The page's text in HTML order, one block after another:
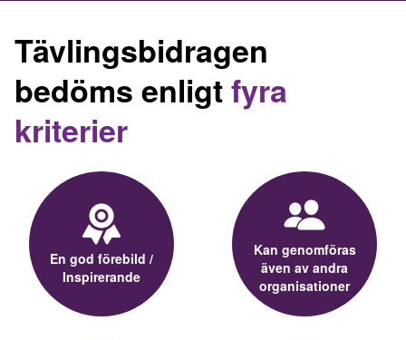
Tävlingsbidragen
bedöms enligtfyra
kriterier
En god förebild /
Inspirerande
Kan genomföras
även av andra
organisationer